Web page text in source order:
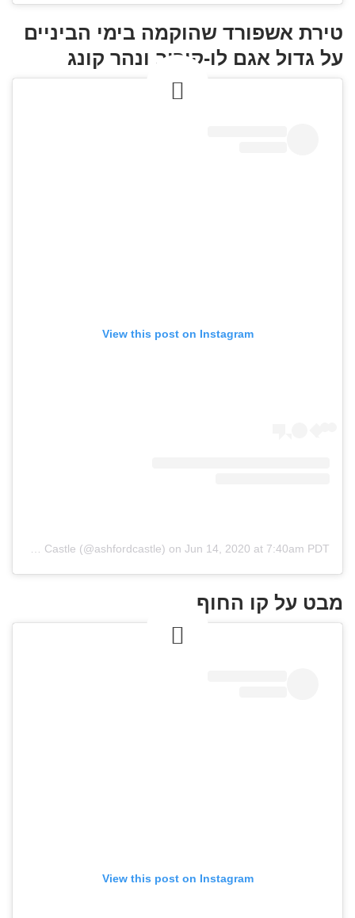
טירת אשפורד שהוקמה בימי הביניים
על גדול אגם לו-קוריב ונהר קונג
View this post on Instagram
A post shared by Ashford Castle (@ashfordcastle) on Jun 14, 2020 at 7:40am PDT
מבט על קו החוף
View this post on Instagram